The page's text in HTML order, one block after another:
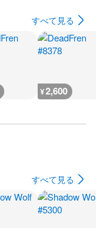
すべて見る
¥2,600
すべて見る